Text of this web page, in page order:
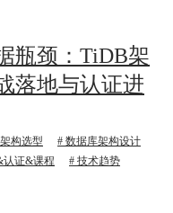
瓶颈：TiDB架
落地与认证进
构选型
数据库架构设计
认证&课程 技术趋势